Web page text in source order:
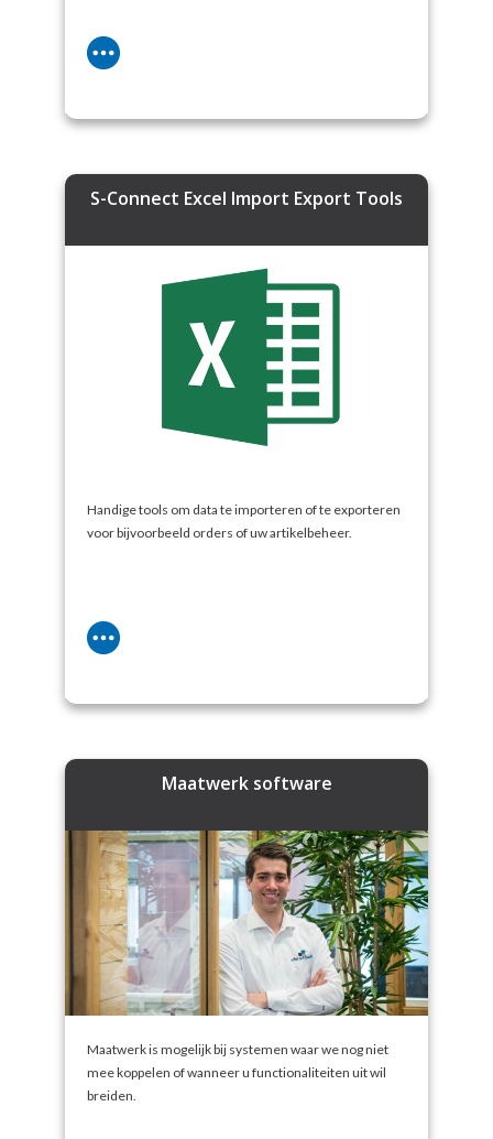
S-Connect Excel Import Export Tools
Handige tools om data te importeren of te exporteren
voor bijvoorbeeld orders of uw artikelbeheer.
Maatwerk software
Maatwerk is mogelijk bij systemen waar we nog niet
mee koppelen of wanneer u functionaliteiten uit wil
breiden.